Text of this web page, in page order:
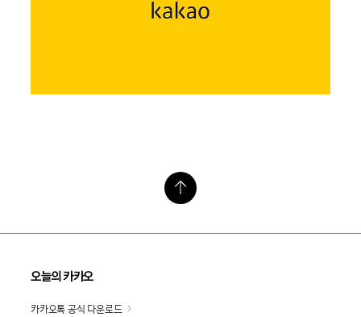
오늘의 카카오
카카오톡 공식 다운로드